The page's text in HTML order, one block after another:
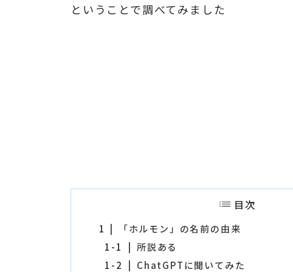
ということで調べてみました
目次
1
「ホルモン」の名前の由来
1-1
所説ある
1-2
ChatGPTに聞いてみた